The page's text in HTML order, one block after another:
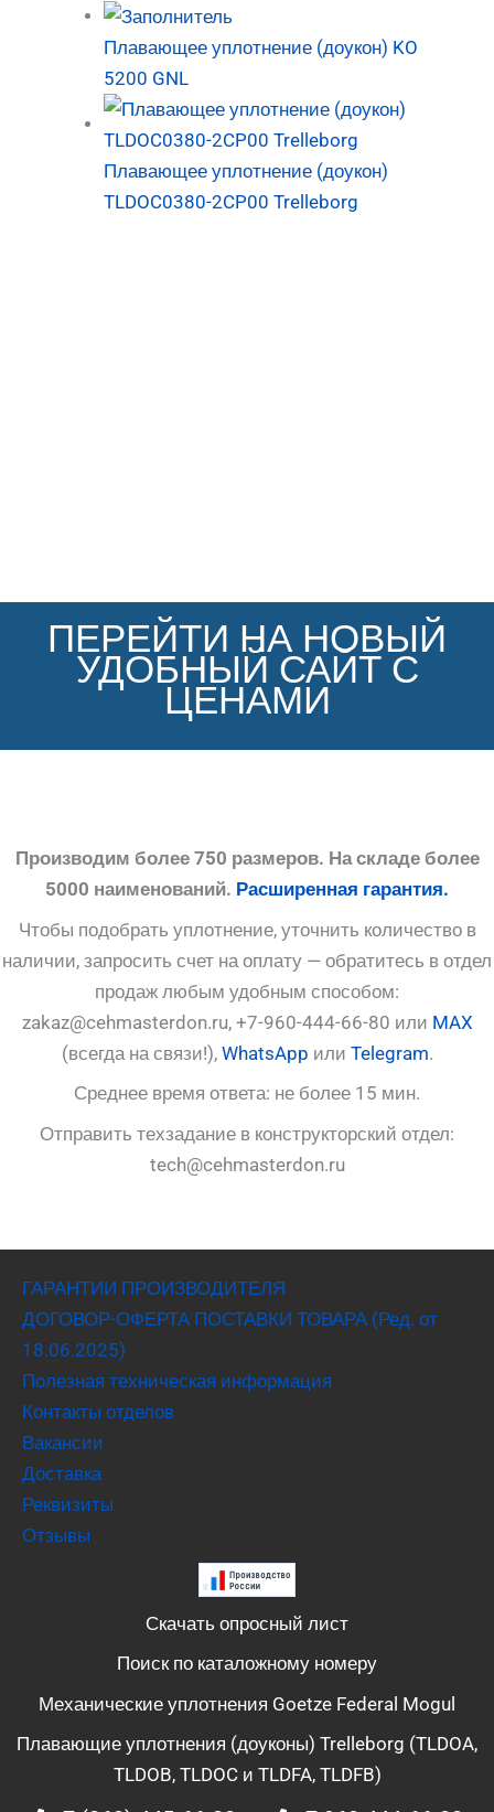
Плавающее уплотнение (доукон) KO
5200 GNL
Плавающее уплотнение (доукон)
TLDOC0380-2CP00 Trelleborg
ПЕРЕЙТИ НА НОВЫЙ
УДОБНЫЙ САЙТ С
ЦЕНАМИ
Производим более 750 размеров. На складе более
5000 наименований. Расширенная гарантия.
Чтобы подобрать уплотнение, уточнить количество в
наличии, запросить счет на оплату — обратитесь в отдел
продаж любым удобным способом:
zakaz@cehmasterdon.ru, +7-960-444-66-80 или MAX
(всегда на связи!), WhatsApp или Telegram.
Среднее время ответа: не более 15 мин.
Отправить техзадание в конструкторский отдел:
tech@cehmasterdon.ru
ГАРАНТИИ ПРОИЗВОДИТЕЛЯ
ДОГОВОР-ОФЕРТА ПОСТАВКИ ТОВАРА (Ред. от
18.06.2025)
Полезная техническая информация
Контакты отделов
Вакансии
Доставка
Реквизиты
Отзывы
Скачать опросный лист
Поиск по каталожному номеру
Механические уплотнения Goetze Federal Mogul
Плавающие уплотнения (доуконы) Trelleborg (TLDOA,
TLDOB, TLDOC и TLDFA, TLDFB)